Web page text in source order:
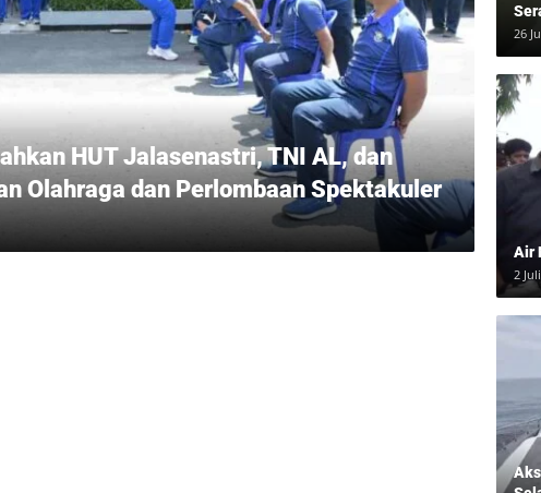
HUT Jalasenastri, TNI AL, dan
Olahraga dan Perlombaan Spektakuler
26
Air
2